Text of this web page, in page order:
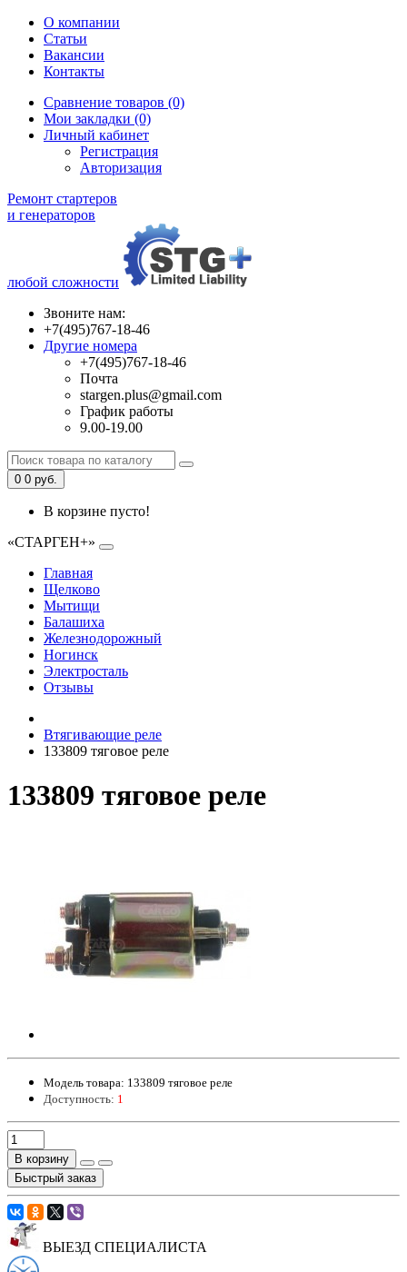
О компании
Статьи
Вакансии
Контакты
Сравнение товаров (0)
Мои закладки (0)
Личный кабинет
Регистрация
Авторизация
Ремонт стартеров
и генераторов
любой сложности
Звоните нам:
+7(495)767-18-46
Другие номера
+7(495)767-18-46
Почта
stargen.plus@gmail.com
График работы
9.00-19.00
0 0 руб.
В корзине пусто!
«СТАРГЕН+»
Главная
Щелково
Мытищи
Балашиха
Железнодорожный
Ногинск
Электросталь
Отзывы
Втягивающие реле
133809 тяговое реле
133809 тяговое реле
Модель товара: 133809 тяговое реле
Доступность: 1
В корзину
Быстрый заказ
ВЫЕЗД СПЕЦИАЛИСТА